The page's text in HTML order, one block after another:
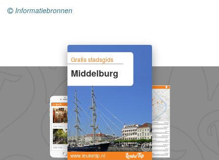
Informatiebronnen
Gratis stadsgids
Middelburg
www.leuketip.nl